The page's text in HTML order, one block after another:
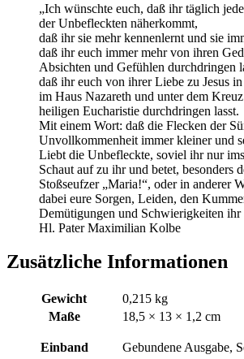
„Ich wünschte euch, daß ihr täglich
der Unbefleckten näherkommt,
daß ihr sie mehr kennenlernt und sie
daß ihr euch immer mehr von ihren
Absichten und Gefühlen durchdringen
daß ihr euch von ihrer Liebe zu Jesus
im Haus Nazareth und unter dem
heiligen Eucharistie durchdringen lasst.
Mit einem Wort: daß die Flecken der
Unvollkommenheit immer kleiner und
Liebt die Unbefleckte, soviel ihr nur
Schaut auf zu ihr und betet, besonders
Stoßseufzer „Maria!“, oder in anderer
dabei eure Sorgen, Leiden, den
Demütigungen und Schwierigkeiten ihr
Hl. Pater Maximilian Kolbe
Zusätzliche Informationen
Gewicht
0,215 kg
Maße
18,5 × 13 × 1,2 cm
Einband Gebundene Ausgabe,